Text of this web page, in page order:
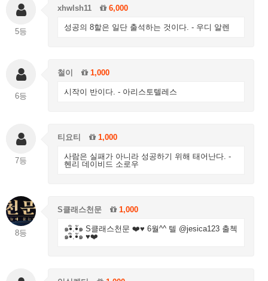
5등
xhwlsh11 6,000
성공의 8할은 일단 출석하는 것이다. - 우디 알렌
6등
철이 1,000
시작이 반이다. - 아리스토텔레스
7등
티요티 1,000
사람은 실패가 아니라 성공하기 위해 태어난다. -
헨리 데이비드 소로우
8등
S클래스천문 1,000
​๑•ิ.•ั๑ S클래스천문 ❤️♥ 6월^^ 텔 @jesica123 출첵
​๑•ิ.•ั๑ ♥❤️